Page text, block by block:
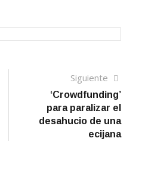
Siguiente
‘Crowdfunding’
para paralizar el
desahucio de una
ecijana